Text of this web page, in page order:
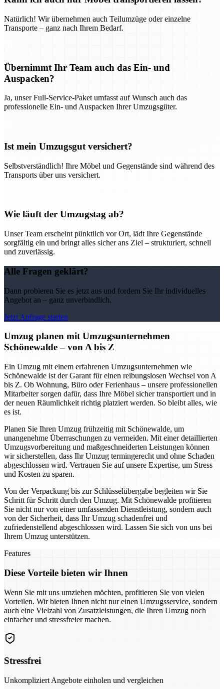
Natürlich! Wir übernehmen auch Teilumzüge oder einzelne
Transporte – ganz nach Ihrem Bedarf.
Übernimmt Ihr Team auch das Ein- und
Auspacken?
Ja, unser Full-Service-Paket umfasst auf Wunsch auch das
professionelle Ein- und Auspacken Ihrer Umzugsgüter.
Ist mein Umzugsgut versichert?
Selbstverständlich! Ihre Möbel und Gegenstände sind während des
Transports über uns versichert.
Wie läuft der Umzugstag ab?
Unser Team erscheint pünktlich vor Ort, lädt Ihre Gegenstände
sorgfältig ein und bringt alles sicher ans Ziel – strukturiert, schnell
und zuverlässig.
Alle Fragen geklärt?
Dann probieren Sie es jetzt aus und fordern Sie Ihr individuelles
Angebot an – ganz unverbindlich.
Jetzt Anfrage starten
Umzug planen mit Umzugsunternehmen
Schönewalde – von A bis Z
Ein Umzug mit einem erfahrenen Umzugsunternehmen wie
Schönewalde ist der Garant für einen reibungslosen Wechsel von A
bis Z. Ob Wohnung, Büro oder Ferienhaus – unsere professionellen
Mitarbeiter sorgen dafür, dass Ihre Möbel sicher transportiert und in
der neuen Räumlichkeit richtig platziert werden. So bleibt alles, wie
es ist.
Planen Sie Ihren Umzug frühzeitig mit Schönewalde, um
unangenehme Überraschungen zu vermeiden. Mit einer detaillierten
Umzugsvorbereitung und maßgeschneiderten Leistungen können
wir sicherstellen, dass Ihr Umzug termingerecht und ohne Schaden
abgeschlossen wird. Vertrauen Sie auf unsere Expertise, um Stress
und Kosten zu sparen.
Von der Verpackung bis zur Schlüsselübergabe begleiten wir Sie
Schritt für Schritt durch den Umzug. Mit Schönewalde profitieren
Sie nicht nur von einer umfassenden Dienstleistung, sondern auch
von der Sicherheit, dass Ihr Umzug schadenfrei und
zufriedenstellend abgeschlossen wird. Lassen Sie sich von uns bei
Ihrem Umzug unterstützen.
Features
Diese Vorteile bieten wir Ihnen
Wenn Sie mit uns umziehen möchten, profitieren Sie von vielen
Vorteilen. Wir bieten Ihnen nicht nur einen Umzugsservice, sondern
auch eine Vielzahl von Zusatzleistungen, die Ihren Umzug noch
einfacher und stressfreier machen.
Stressfrei
Unkompliziert Angebote einholen und vergleichen